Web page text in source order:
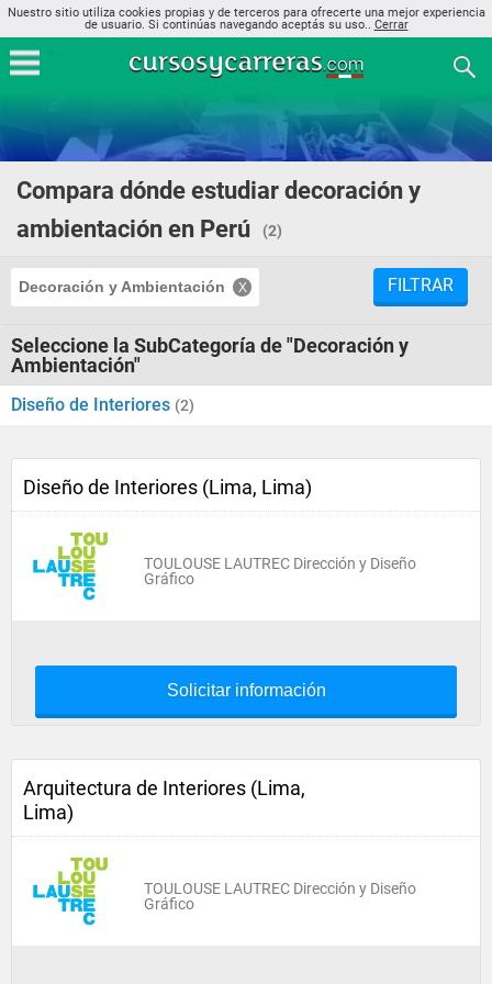
Nuestro sitio utiliza cookies propias y de terceros para ofrecerte una mejor experiencia
de usuario. Si continúas navegando aceptás su uso.. Cerrar
Compara dónde estudiar decoración y
ambientación en Perú
(2)
Decoración y Ambientación FILTRAR
Seleccione la SubCategoría de "Decoración y
Ambientación"
Diseño de Interiores (2)
Diseño de Interiores (Lima, Lima)
TOULOUSE LAUTREC Dirección y Diseño
Gráfico
Solicitar información
Arquitectura de Interiores (Lima,
Lima)
TOULOUSE LAUTREC Dirección y Diseño
Gráfico